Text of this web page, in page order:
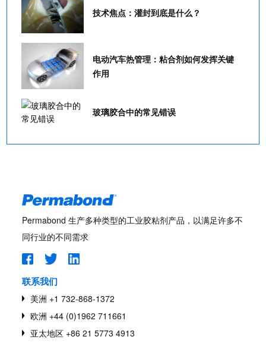
技术焦点：灌封到底是什么？
电动汽车热管理：粘合剂如何发挥关键
作用
玻璃胶合中的常见错误
Permabond 生产多种类型的工业胶粘剂产品，以满足许多不
同行业的不同需求
联系我们
美洲 +1 732-868-1372
欧洲 +44 (0)1962 711661
亚太地区 +86 21 5773 4913